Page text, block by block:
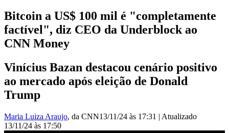
Bitcoin a US$ 100 mil é "completamente
factível", diz CEO da Underblock ao
CNN Money
Vinícius Bazan destacou cenário positivo
ao mercado após eleição de Donald
Trump
Maria Luiza Araujo, da CNN13/11/24 às 17:31 | Atualizado
13/11/24 às 17:50